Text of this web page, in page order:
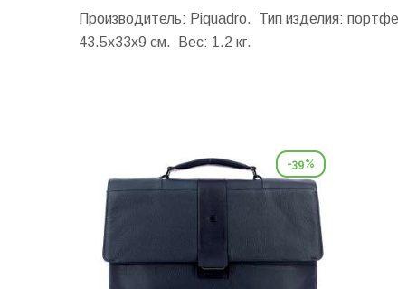
Производитель: Piquadro. Тип изделия:
43.5x33x9 см.
Вес: 1.2 кг.
-39%